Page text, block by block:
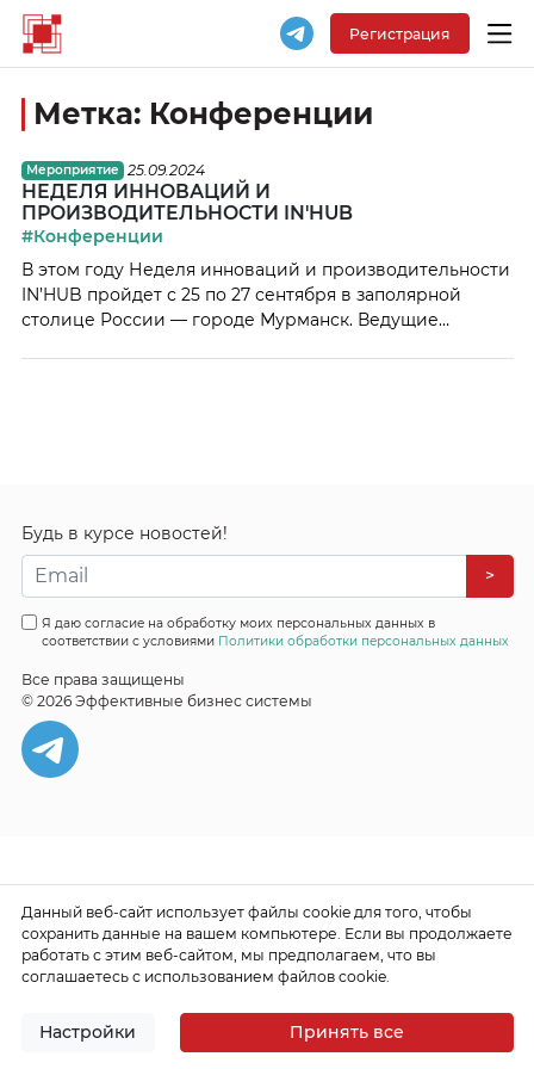
Регистрация
Метка: Конференции
Мероприятие 25.09.2024
НЕДЕЛЯ ИННОВАЦИЙ И
ПРОИЗВОДИТЕЛЬНОСТИ IN′HUB
#Конференции
В этом году Неделя инноваций и производительности
IN’HUB пройдет с 25 по 27 сентября в заполярной
столице России — городе Мурманск. Ведущие
Будь в курсе новостей!
>
Я даю согласие на обработку моих персональных данных в
соответствии с условиями Политики обработки персональных данных
Все права защищены
© 2026 Эффективные бизнес системы
Данный веб-сайт использует файлы cookie для того, чтобы
сохранить данные на вашем компьютере. Если вы продолжаете
работать с этим веб-сайтом, мы предполагаем, что вы
соглашаетесь с использованием файлов cookie.
Настройки Принять все